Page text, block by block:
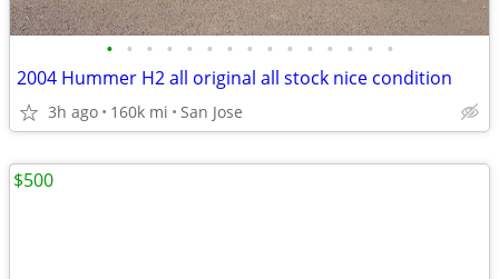
• • • • • • • • • • • • • • •
2004 Hummer H2 all original all stock nice condition
3h ago 160k mi San Jose
$500